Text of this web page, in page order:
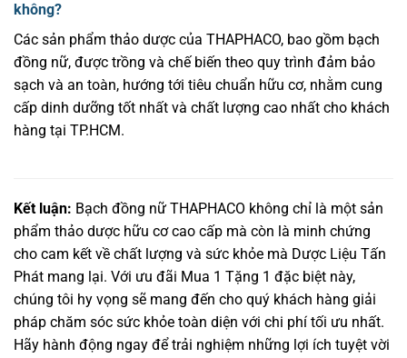
không?
Các sản phẩm thảo dược của THAPHACO, bao gồm bạch
đồng nữ, được trồng và chế biến theo quy trình đảm bảo
sạch và an toàn, hướng tới tiêu chuẩn hữu cơ, nhằm cung
cấp dinh dưỡng tốt nhất và chất lượng cao nhất cho khách
hàng tại TP.HCM.
Kết luận: Bạch đồng nữ THAPHACO không chỉ là một sản
phẩm thảo dược hữu cơ cao cấp mà còn là minh chứng
cho cam kết về chất lượng và sức khỏe mà Dược Liệu Tấn
Phát mang lại. Với ưu đãi Mua 1 Tặng 1 đặc biệt này,
chúng tôi hy vọng sẽ mang đến cho quý khách hàng giải
pháp chăm sóc sức khỏe toàn diện với chi phí tối ưu nhất.
Hãy hành động ngay để trải nghiệm những lợi ích tuyệt vời